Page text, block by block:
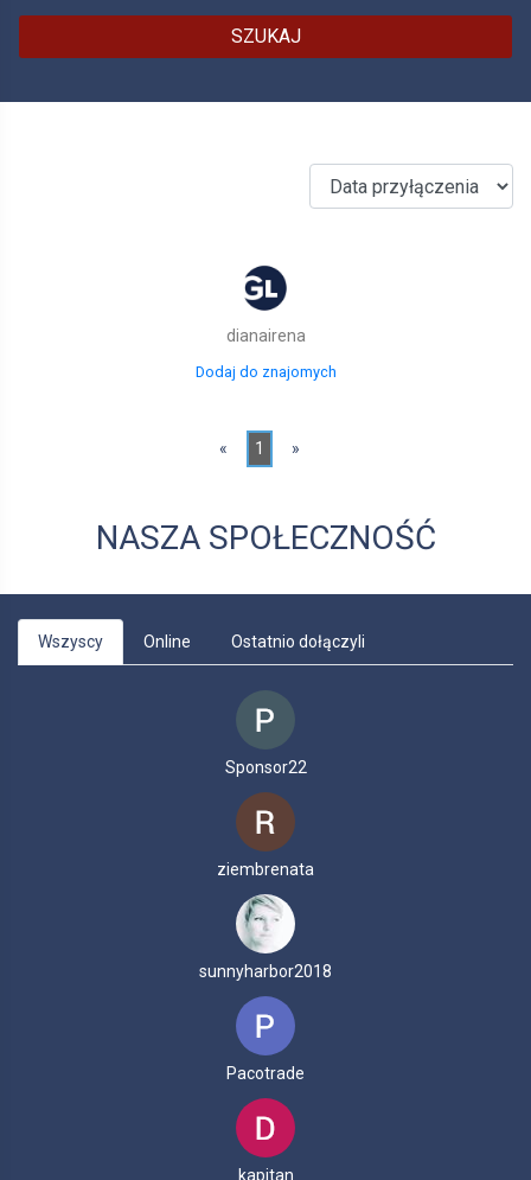
SZUKAJ
dianairena
Dodaj do znajomych
« 1 »
NASZA SPOŁECZNOŚĆ
Wszyscy Online Ostatnio dołączyli
Sponsor22
ziembrenata
sunnyharbor2018
Pacotrade
kapitan